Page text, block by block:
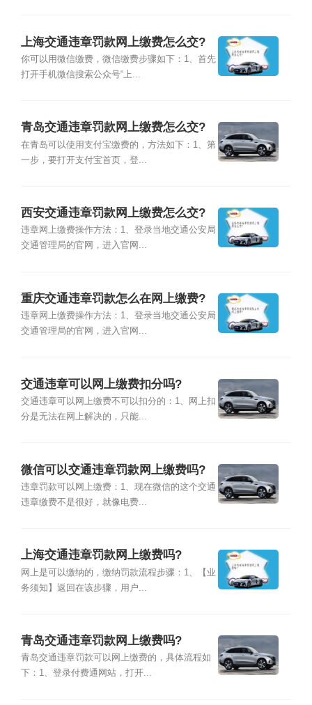
上海交通违章罚款网上缴费怎么交?
你可以用微信缴费，微信缴费步骤如下：1、首先
打开手机微信搜索公众号“上...
青岛交通违章罚款网上缴费怎么交?
在青岛可以使用支付宝缴费的，方法如下：1、第
一步，要打开支付宝首页，登...
西安交通违章罚款网上缴费怎么交?
违章网上缴费操作方法：1、登录当地交通公安局
交通管理局的官网，进入官网...
重庆交通违章罚款怎么在网上缴费?
违章网上缴费操作方法：1、登录当地交通公安局
交通管理局的官网，进入官网...
交通违章可以网上缴费扣分吗?
交通违章可以网上缴费不可以扣分的：1、网上扣
分是无法在网上解决的，只能...
微信可以交通违章罚款网上缴费吗?
违章罚款可以网上缴费：1、现在微信的这个交通
违章缴费不是很好，就像电费...
上海交通违章罚款网上缴费吗?
网上是可以缴纳的，缴纳罚款流程步骤：1、【业
务须知】返回在该步骤，用户...
青岛交通违章罚款网上缴费吗?
青岛交通违章罚款可以网上缴费的，具体流程如
下：1、登录付费通网站，打开...